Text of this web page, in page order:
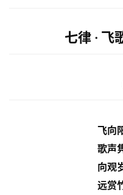
七律 · 飞
飞向
歌声
向观
远赏